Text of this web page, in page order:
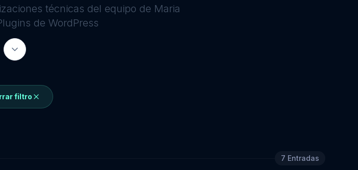
técnicas del equipo de Maria
de WordPress
filtro
7 Entradas